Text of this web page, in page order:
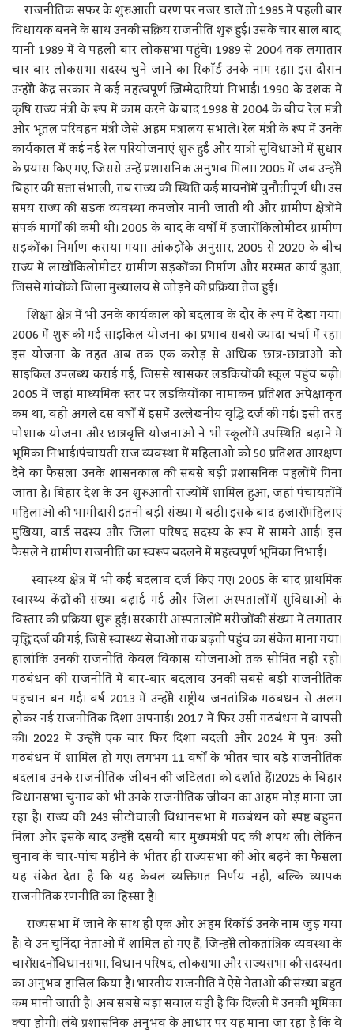
राजनीतिक सफर के शुरुआती चरण पर नजर डालें तो 1985 में पहली बार
विधायक बनने के साथ उनकी सक्रिय राजनीति शुरू हुई। उसके चार साल बाद,
यानी 1989 में वे पहली बार लोकसभा पहुंचे। 1989 से 2004 तक लगातार
चार बार लोकसभा सदस्य चुने जाने का रिकॉर्ड उनके नाम रहा। इस दौरान
उन्होंने केंद्र सरकार में कई महत्वपूर्ण ज़िम्मेदारियां निभाईं। 1990 के दशक में
कृषि राज्य मंत्री के रूप में काम करने के बाद 1998 से 2004 के बीच रेल मंत्री
और भूतल परिवहन मंत्री जैसे अहम मंत्रालय संभाले। रेल मंत्री के रूप में उनके
कार्यकाल में कई नई रेल परियोजनाएं शुरू हुईं और यात्री सुविधाओं में सुधार
के प्रयास किए गए, जिससे उन्हें प्रशासनिक अनुभव मिला। 2005 में जब उन्होंने
बिहार की सत्ता संभाली, तब राज्य की स्थिति कई मायनों में चुनौतीपूर्ण थी। उस
समय राज्य की सड़क व्यवस्था कमजोर मानी जाती थी और ग्रामीण क्षेत्रों में
संपर्क मार्गों की कमी थी। 2005 के बाद के वर्षों में हजारों किलोमीटर ग्रामीण
सड़कों का निर्माण कराया गया। आंकड़ों के अनुसार, 2005 से 2020 के बीच
राज्य में लाखों किलोमीटर ग्रामीण सड़कों का निर्माण और मरम्मत कार्य हुआ,
जिससे गांवों को जिला मुख्यालय से जोड़ने की प्रक्रिया तेज हुई।
शिक्षा क्षेत्र में भी उनके कार्यकाल को बदलाव के दौर के रूप में देखा गया।
2006 में शुरू की गई साइकिल योजना का प्रभाव सबसे ज्यादा चर्चा में रहा।
इस योजना के तहत अब तक एक करोड़ से अधिक छात्र-छात्राओं को
साइकिल उपलब्ध कराई गई, जिससे खासकर लड़कियों की स्कूल पहुंच बढ़ी।
2005 में जहां माध्यमिक स्तर पर लड़कियों का नामांकन प्रतिशत अपेक्षाकृत
कम था, वहीं अगले दस वर्षों में इसमें उल्लेखनीय वृद्धि दर्ज की गई। इसी तरह
पोशाक योजना और छात्रवृत्ति योजनाओं ने भी स्कूलों में उपस्थिति बढ़ाने में
भूमिका निभाई।पंचायती राज व्यवस्था में महिलाओं को 50 प्रतिशत आरक्षण
देने का फैसला उनके शासनकाल की सबसे बड़ी प्रशासनिक पहलों में गिना
जाता है। बिहार देश के उन शुरुआती राज्यों में शामिल हुआ, जहां पंचायतों में
महिलाओं की भागीदारी इतनी बड़ी संख्या में बढ़ी। इसके बाद हजारों महिलाएं
मुखिया, वार्ड सदस्य और जिला परिषद सदस्य के रूप में सामने आईं। इस
फैसले ने ग्रामीण राजनीति का स्वरूप बदलने में महत्वपूर्ण भूमिका निभाई।
स्वास्थ्य क्षेत्र में भी कई बदलाव दर्ज किए गए। 2005 के बाद प्राथमिक
स्वास्थ्य केंद्रों की संख्या बढ़ाई गई और जिला अस्पतालों में सुविधाओं के
विस्तार की प्रक्रिया शुरू हुई। सरकारी अस्पतालों में मरीजों की संख्या में लगातार
वृद्धि दर्ज की गई, जिसे स्वास्थ्य सेवाओं तक बढ़ती पहुंच का संकेत माना गया।
हालांकि उनकी राजनीति केवल विकास योजनाओं तक सीमित नहीं रही।
गठबंधन की राजनीति में बार-बार बदलाव उनकी सबसे बड़ी राजनीतिक
पहचान बन गई। वर्ष 2013 में उन्होंने राष्ट्रीय जनतांत्रिक गठबंधन से अलग
होकर नई राजनीतिक दिशा अपनाई। 2017 में फिर उसी गठबंधन में वापसी
की। 2022 में उन्होंने एक बार फिर दिशा बदली और 2024 में पुनः उसी
गठबंधन में शामिल हो गए। लगभग 11 वर्षों के भीतर चार बड़े राजनीतिक
बदलाव उनके राजनीतिक जीवन की जटिलता को दर्शाते हैं।2025 के बिहार
विधानसभा चुनाव को भी उनके राजनीतिक जीवन का अहम मोड़ माना जा
रहा है। राज्य की 243 सीटों वाली विधानसभा में गठबंधन को स्पष्ट बहुमत
मिला और इसके बाद उन्होंने दसवीं बार मुख्यमंत्री पद की शपथ ली। लेकिन
चुनाव के चार-पांच महीने के भीतर ही राज्यसभा की ओर बढ़ने का फैसला
यह संकेत देता है कि यह केवल व्यक्तिगत निर्णय नहीं, बल्कि व्यापक
राजनीतिक रणनीति का हिस्सा है।
राज्यसभा में जाने के साथ ही एक और अहम रिकॉर्ड उनके नाम जुड़ गया
है। वे उन चुनिंदा नेताओं में शामिल हो गए हैं, जिन्होंने लोकतांत्रिक व्यवस्था के
चारों सदनों विधानसभा, विधान परिषद, लोकसभा और राज्यसभा की सदस्यता
का अनुभव हासिल किया है। भारतीय राजनीति में ऐसे नेताओं की संख्या बहुत
कम मानी जाती है। अब सबसे बड़ा सवाल यही है कि दिल्ली में उनकी भूमिका
क्या होगी। लंबे प्रशासनिक अनुभव के आधार पर यह माना जा रहा है कि वे